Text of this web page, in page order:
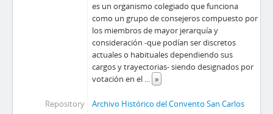
es un organismo colegiado que funciona
como un grupo de consejeros compuesto por
los miembros de mayor jerarquía y
consideración -que podían ser discretos
actuales o habituales dependiendo sus
cargos y trayectorias- siendo designados por
votación en el ... »
Repository
Archivo Histórico del Convento San Carlos